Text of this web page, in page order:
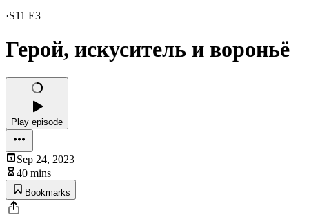
·S11 E3
Герой, искуситель и вороньё
Play episode
Sep 24, 2023
40 mins
Bookmarks